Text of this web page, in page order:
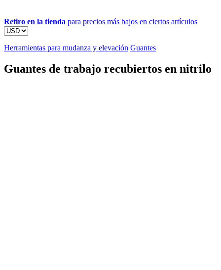
Retiro en la tienda para precios más bajos en ciertos artículos
Herramientas para mudanza y elevación Guantes
Guantes de trabajo recubiertos en nitrilo